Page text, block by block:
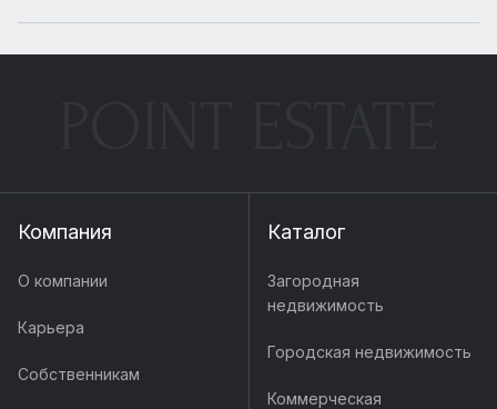
Компания
О компании
Карьера
Собственникам
Каталог
Загородная
недвижимость
Городская недвижимость
Коммерческая